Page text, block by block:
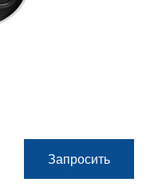
Запросить